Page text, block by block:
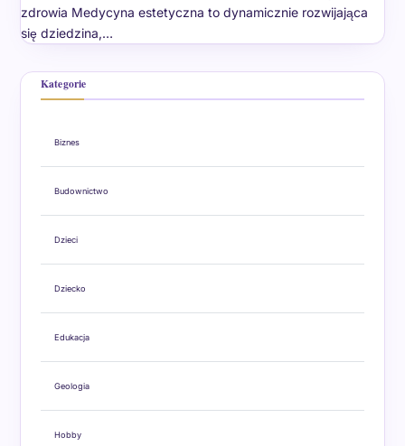
zdrowia Medycyna estetyczna to dynamicznie rozwijająca
się dziedzina,…
Kategorie
Biznes
Budownictwo
Dzieci
Dziecko
Edukacja
Geologia
Hobby